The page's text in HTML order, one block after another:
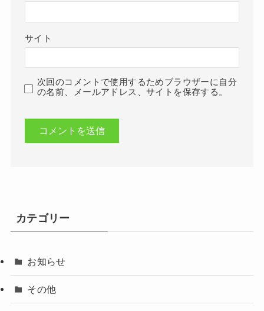
サイト
次回のコメントで使用するためブラウザーに自分
の名前、メールアドレス、サイトを保存する。
カテゴリー
お知らせ
その他